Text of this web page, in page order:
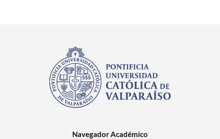
Navegador Académico